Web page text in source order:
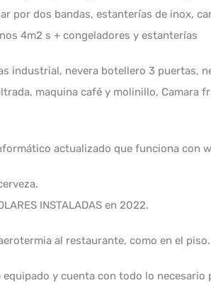
por dos bandas, estanterías de inox,
4m2 s + congeladores y estanterías
industrial, nevera botellero 3 puertas,
maquina café y molinillo, Camara
actualizado que funciona con
INSTALADAS en 2022.
al restaurante, como en el piso.
y cuenta con todo lo necesario